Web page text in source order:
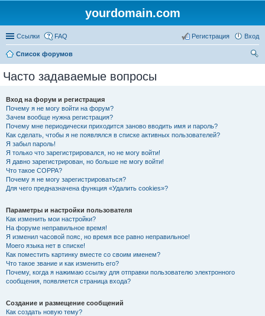
yourdomain.com
Ссылки FAQ Вход
Регистрация
Список форумов
Часто задаваемые вопросы
Вход на форум и регистрация
Почему я не могу войти на форум?
Зачем вообще нужна регистрация?
Почему мне периодически приходится заново вводить имя и пароль?
Как сделать, чтобы я не появлялся в списке активных пользователей?
Я забыл пароль!
Я только что зарегистрировался, но не могу войти!
Я давно зарегистрирован, но больше не могу войти!
Что такое COPPA?
Почему я не могу зарегистрироваться?
Для чего предназначена функция «Удалить cookies»?
Параметры и настройки пользователя
Как изменить мои настройки?
На форуме неправильное время!
Я изменил часовой пояс, но время все равно неправильное!
Моего языка нет в списке!
Как поместить картинку вместе со своим именем?
Что такое звание и как изменить его?
Почему, когда я нажимаю ссылку для отправки пользователю электронного
сообщения, появляется страница входа?
Создание и размещение сообщений
Как создать новую тему?